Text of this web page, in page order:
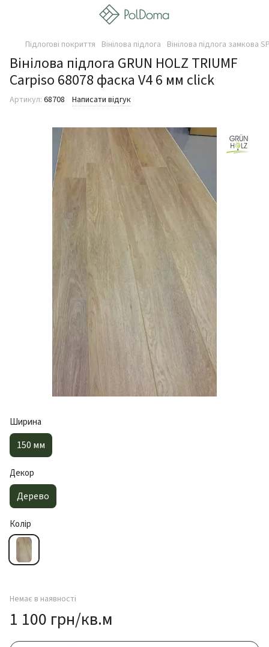
Підлогові покриття Вінілова підлога Вінілова підлога замкова
Вінілова підлога GRUN HOLZ TRIUMF
Carpiso 68078 фаска V4 6 мм click
Артикул: 68708 Написати відгук
Ширина
150 мм
Декор
Дерево
Колір
Немає в наявності
1 100 грн/кв.м